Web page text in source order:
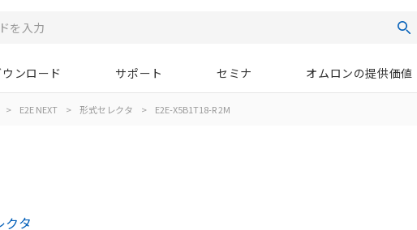
ンロード サポート セミナ オムロンの提供価値
> E2E NEXT > 形式セレクタ > E2E-X5B1T18-R 2M
タ